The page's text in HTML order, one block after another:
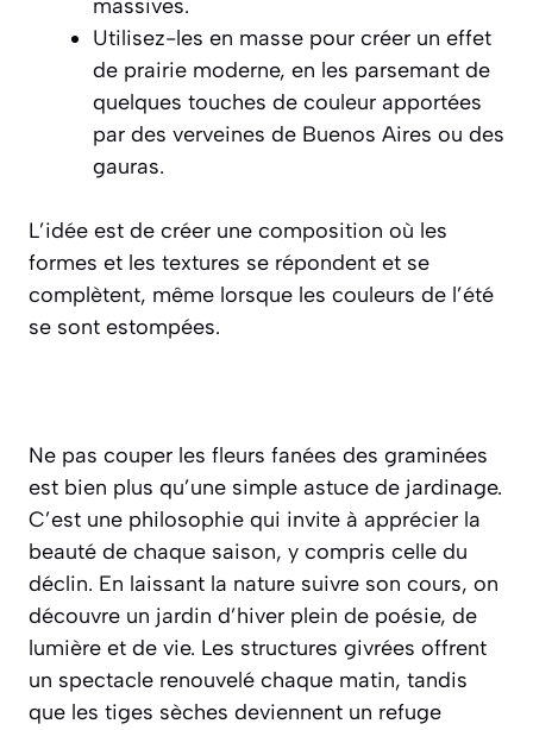
massives.
Utilisez-les en masse pour créer un effet
de prairie moderne, en les parsemant de
quelques touches de couleur apportées
par des verveines de Buenos Aires ou des
gauras.
L’idée est de créer une composition où les
formes et les textures se répondent et se
complètent, même lorsque les couleurs de l’été
se sont estompées.
Ne pas couper les fleurs fanées des graminées
est bien plus qu’une simple astuce de jardinage.
C’est une philosophie qui invite à apprécier la
beauté de chaque saison, y compris celle du
déclin. En laissant la nature suivre son cours, on
découvre un jardin d’hiver plein de poésie, de
lumière et de vie. Les structures givrées offrent
un spectacle renouvelé chaque matin, tandis
que les tiges sèches deviennent un refuge